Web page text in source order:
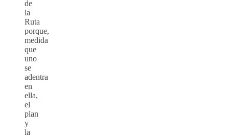
de
la
Ruta
porque,
medida
que
uno
se
adentra
en
ella,
el
plan
y
la